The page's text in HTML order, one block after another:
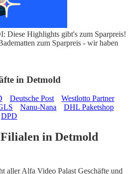
Diese Highlights gibt's zum Sparpreis!
zum Sparpreis - wir haben
in Detmold
Deutsche Post
Westlotto Partner
Nanu-Nana
DHL Paketshop
DPD
in Detmold
aller Alfa Video Palast Geschäfte und